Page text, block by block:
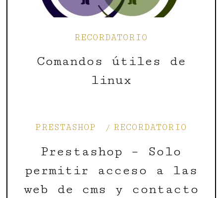
RECORDATORIO
Comandos útiles de
linux
PRESTASHOP RECORDATORIO
Prestashop – Solo
permitir acceso a las
web de cms y contacto